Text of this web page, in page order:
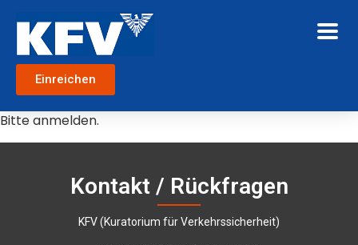
Einreichen
Bitte anmelden.
Kontakt / Rückfragen
KFV (Kuratorium für Verkehrssicherheit)